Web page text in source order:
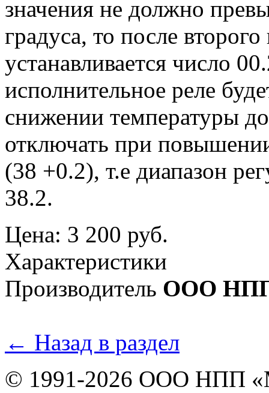
значения не должно
градуса, то после
устанавливается число
исполнительное реле
снижении температуры
отключать при
(38 +0.2), т.е диапазон
38.2.
Цена: 3 200 руб.
Характеристики
Производитель ООО НПП
← Назад в раздел
© 1991-2026 ООО НПП «